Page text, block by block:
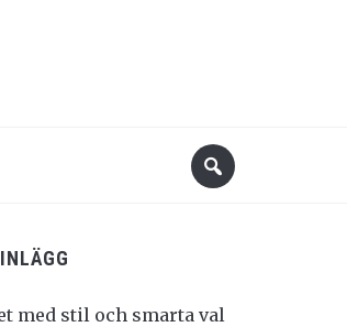
INLÄGG
med stil och smarta val